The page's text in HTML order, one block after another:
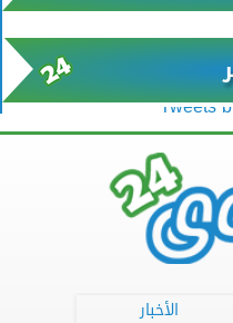
Tweets
الأخبار